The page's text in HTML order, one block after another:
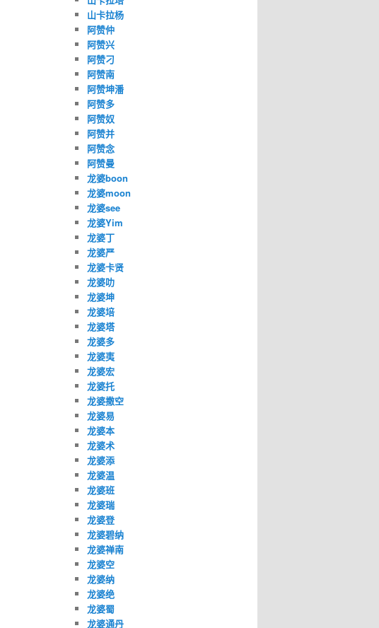
山卡拉杨
阿赞仲
阿赞兴
阿赞刁
阿赞南
阿赞坤潘
阿赞多
阿赞奴
阿赞并
阿赞念
阿赞曼
龙婆boon
龙婆moon
龙婆see
龙婆Yim
龙婆丁
龙婆严
龙婆卡贤
龙婆叻
龙婆坤
龙婆培
龙婆塔
龙婆多
龙婆夷
龙婆宏
龙婆托
龙婆撒空
龙婆易
龙婆本
龙婆术
龙婆添
龙婆温
龙婆班
龙婆瑞
龙婆登
龙婆碧纳
龙婆禅南
龙婆空
龙婆纳
龙婆绝
龙婆蜀
龙婆通丹